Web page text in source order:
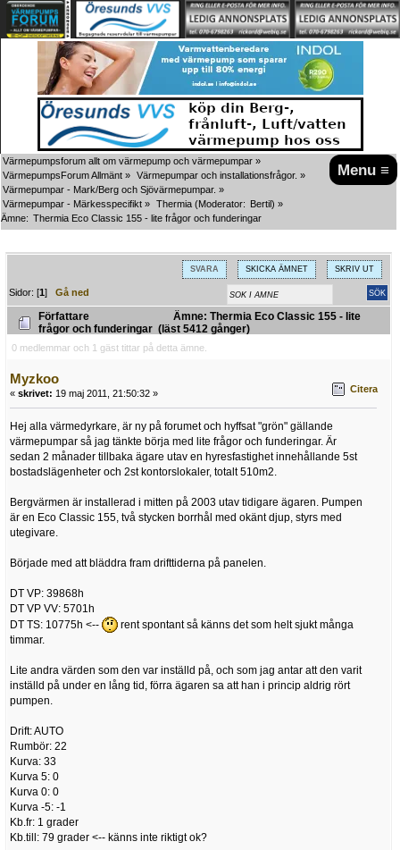
Menu ≡
Värmepumpsforum allt om värmepump och värmepumpar »
VärmepumpsForum Allmänt » Värmepumpar och installationsfrågor. »
Värmepumpar - Mark/Berg och Sjövärmepumpar. »
Värmepumpar - Märkesspecifikt » Thermia (Moderator: Bertil) »
Ämne: Thermia Eco Classic 155 - lite frågor och funderingar
SVARA SKICKA ÄMNET SKRIV UT
Sidor: [1]Gå ned
Författare
Ämne: Thermia Eco Classic 155 - lite
frågor och funderingar (läst 5412 gånger)
0 medlemmar och 1 gäst tittar på detta ämne.
Myzkoo
« skrivet: 19 maj 2011, 21:50:32 » Citera
Hej alla värmedyrkare, är ny på forumet och hyffsat "grön" gällande
värmepumpar så jag tänkte börja med lite frågor och funderingar. Är
sedan 2 månader tillbaka ägare utav en hyresfastighet innehållande 5st
bostadslägenheter och 2st kontorslokaler, totalt 510m2.
Bergvärmen är installerad i mitten på 2003 utav tidigare ägaren. Pumpen
är en Eco Classic 155, två stycken borrhål med okänt djup, styrs med
utegivare.
Började med att bläddra fram drifttiderna på panelen.
DT VP: 39868h
DT VP VV: 5701h
DT TS: 10775h <--
rent spontant så känns det som helt sjukt många
timmar.
Lite andra värden som den var inställd på, och som jag antar att den varit
inställd på under en lång tid, förra ägaren sa att han i princip aldrig rört
pumpen.
Drift: AUTO
Rumbör: 22
Kurva: 33
Kurva 5: 0
Kurva 0: 0
Kurva -5: -1
Kb.fr: 1 grader
Kb.till: 79 grader <-- känns inte riktigt ok?